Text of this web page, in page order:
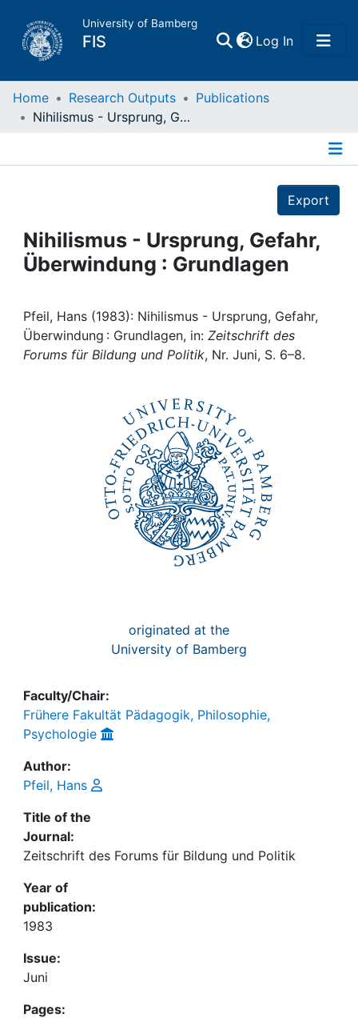
University of Bamberg
FIS Log In(current)
Home
Projects
People
Institutions
Awards
Home Research Outputs
Publications
Nihilismus - Ursprung, Gefahr, Überwindung : Grundlagen
Export
Nihilismus - Ursprung, Gefahr,
Überwindung : Grundlagen
Pfeil, Hans (1983): Nihilismus - Ursprung, Gefahr,
Überwindung : Grundlagen, in: Zeitschrift des
Forums für Bildung und Politik, Nr. Juni, S. 6–8.
originated at the
University of Bamberg
Faculty/Chair:
Frühere Fakultät Pädagogik, Philosophie,
Psychologie
Author:
Pfeil, Hans
Title of the
Journal:
Zeitschrift des Forums für Bildung und Politik
Year of
publication:
1983
Issue:
Juni
Pages: